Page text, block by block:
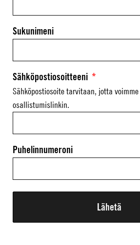
Sukunimeni
Sähköpostiosoitteeni *
Sähköpostiosoite tarvitaan, jotta
osallistumislinkin.
Puhelinnumeroni